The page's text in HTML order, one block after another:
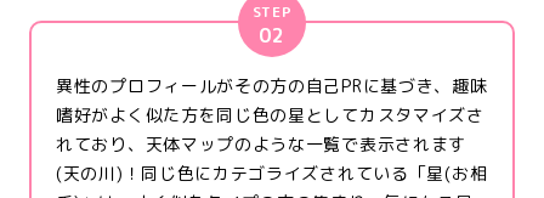
異性のプロフィールがその方の自己PRに基づき、趣味
嗜好がよく似た方を同じ色の星としてカスタマイズさ
れており、天体マップのような一覧で表示されます
(天の川)！同じ色にカテゴライズされている「星(お相
STEP
02